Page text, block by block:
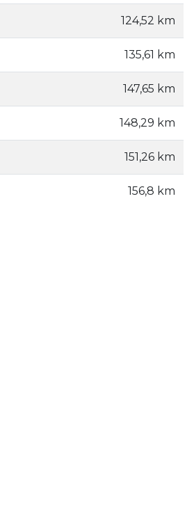
124,52 km
135,61 km
147,65 km
148,29 km
151,26 km
156,8 km